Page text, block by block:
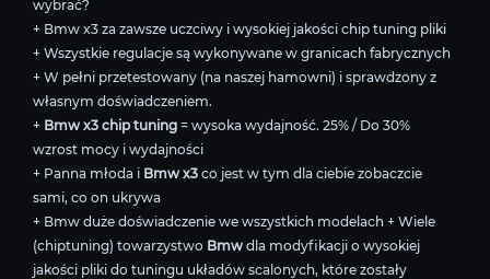
wybrać?
+ Bmw x3 za zawsze uczciwy i wysokiej jakości chip tuning pliki
+ Wszystkie regulacje są wykonywane w granicach fabrycznych
+ W pełni przetestowany (na naszej hamowni) i sprawdzony z
własnym doświadczeniem.
+ Bmw x3 chip tuning = wysoka wydajność. 25% / Do 30%
wzrost mocy i wydajności
+ Panna młoda i Bmw x3 co jest w tym dla ciebie zobaczcie
sami, co on ukrywa
+ Bmw duże doświadczenie we wszystkich modelach + Wiele
(chiptuning) towarzystwo Bmwdla modyfikacji o wysokiej
jakości pliki do tuningu układów scalonych, które zostały